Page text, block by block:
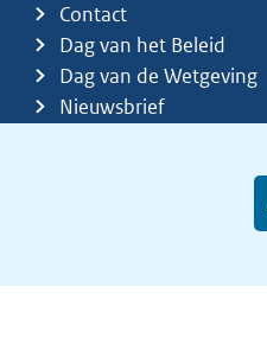
Contact
Dag van het Beleid
Dag van de Wetgeving
Nieuwsbrief